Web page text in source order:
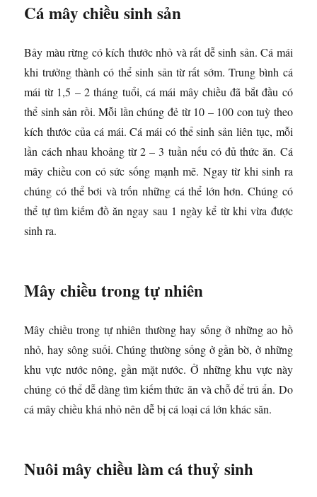
Cá mây chiều sinh sản
Bảy màu rừng có kích thước nhỏ và rất dễ sinh sản. Cá mái
khi trưởng thành có thể sinh sản từ rất sớm. Trung bình cá
mái từ 1,5 – 2 tháng tuổi, cá mái mây chiều đã bắt đầu có
thể sinh sản rồi. Mỗi lần chúng đẻ từ 10 – 100 con tuỳ theo
kích thước của cá mái. Cá mái có thể sinh sản liên tục, mỗi
lần cách nhau khoảng từ 2 – 3 tuần nếu có đủ thức ăn. Cá
mây chiều con có sức sống mạnh mẽ. Ngay từ khi sinh ra
chúng có thể bơi và trốn những cá thể lớn hơn. Chúng có
thể tự tìm kiếm đồ ăn ngay sau 1 ngày kể từ khi vừa được
sinh ra.
Mây chiều trong tự nhiên
Mây chiều trong tự nhiên thường hay sống ở những ao hồ
nhỏ, hay sông suối. Chúng thường sống ở gần bờ, ở những
khu vực nước nông, gần mặt nước. Ở những khu vực này
chúng có thể dễ dàng tìm kiếm thức ăn và chỗ để trú ẩn. Do
cá mây chiều khá nhỏ nên dễ bị cá loại cá lớn khác săn.
Nuôi mây chiều làm cá thuỷ sinh